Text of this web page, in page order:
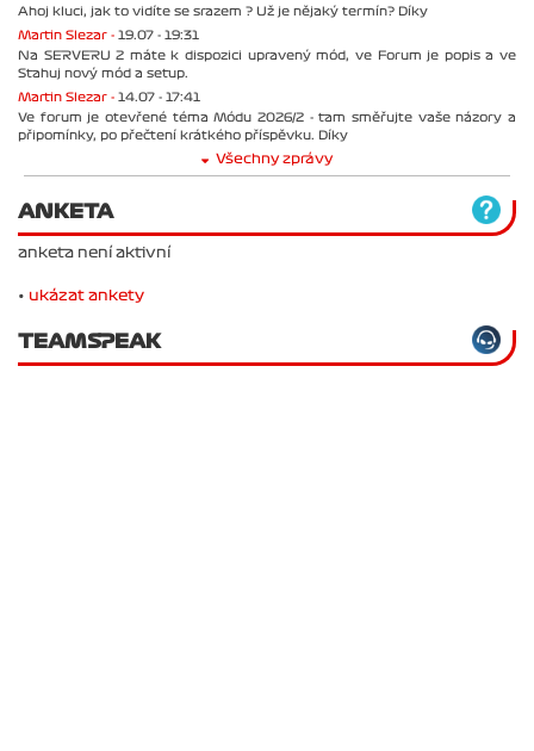
Ahoj kluci, jak to vidíte se srazem ? Už je nějaký termín? Díky
Martin Slezar - 19.07 - 19:31
Na SERVERU 2 máte k dispozici upravený mód, ve Forum je popis a ve
Stahuj nový mód a setup.
Martin Slezar - 14.07 - 17:41
Ve forum je otevřené téma Módu 2026/2 - tam směřujte vaše názory a
připomínky, po přečtení krátkého příspěvku. Díky
Všechny zprávy
ANKETA
anketa není aktivní
• ukázat ankety
TEAMSPEAK